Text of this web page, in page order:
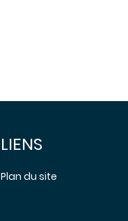
LIENS
Plan du site